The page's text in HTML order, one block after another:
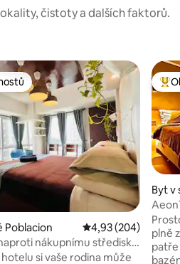
čistoty a dalších faktorů.
z 5, 9 hodnocení
Poblacion Průměrné
4,93 (204)
nákupnímu středisku
si vaše rodina může
Byt v
ve
plně
patře